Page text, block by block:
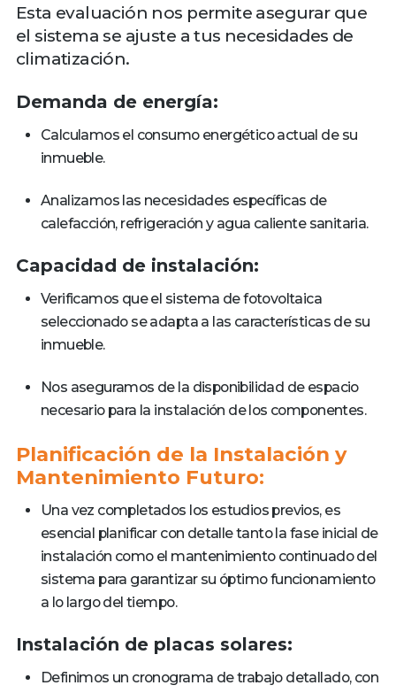
Esta evaluación nos permite asegurar que
el sistema se ajuste a tus necesidades de
climatización.
Demanda de energía:
Calculamos el consumo energético actual de su
inmueble.
Analizamos las necesidades específicas de
calefacción, refrigeración y agua caliente sanitaria.
Capacidad de instalación:
Verificamos que el sistema de fotovoltaica
seleccionado se adapta a las características de su
inmueble.
Nos aseguramos de la disponibilidad de espacio
necesario para la instalación de los componentes.
Planificación de la Instalación y
Mantenimiento Futuro:
Una vez completados los estudios previos, es
esencial planificar con detalle tanto la fase inicial de
instalación como el mantenimiento continuado del
sistema para garantizar su óptimo funcionamiento
a lo largo del tiempo.
Instalación de placas solares:
Definimos un cronograma de trabajo detallado, con